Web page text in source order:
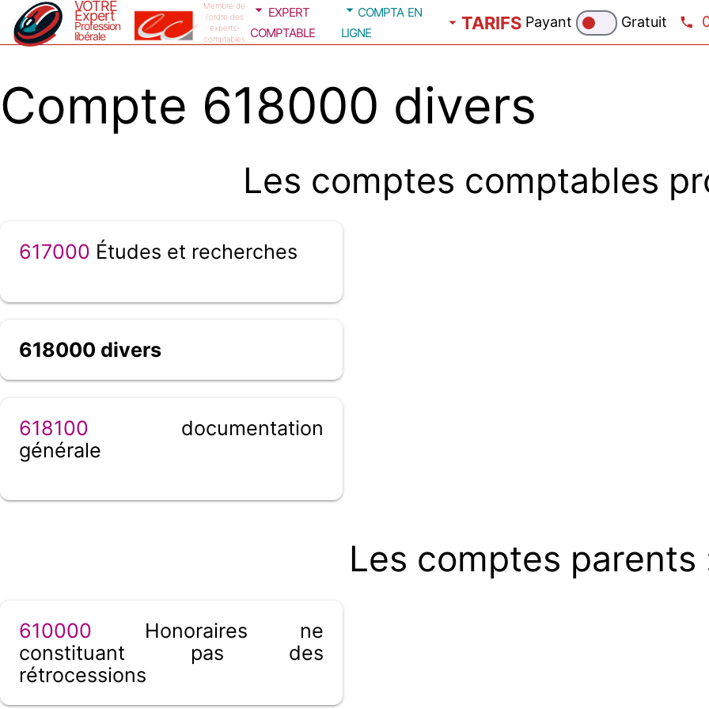
VOTRE
Expert
Profession
libérale
Membre de
l'ordre des
experts-
comptables
expert
comptable
compta en
ligne
TARIFS Payant Gratuit
Compte 618000 divers
Les comptes comptables
617000 Études et recherches
618000 divers
618100 documentation
générale
Les comptes parents
610000 Honoraires ne
constituant pas des
rétrocessions